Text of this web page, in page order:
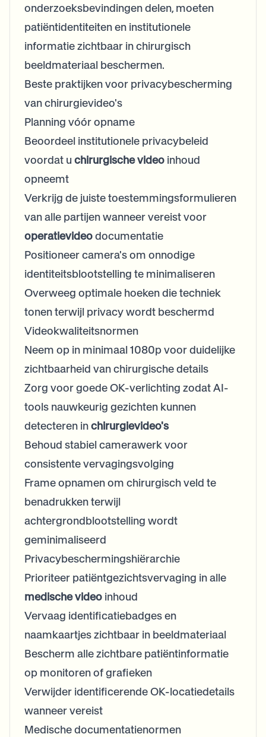
onderzoeksbevindingen delen, moeten
patiëntidentiteiten en institutionele
informatie zichtbaar in chirurgisch
beeldmateriaal beschermen.
Beste praktijken voor privacybescherming
van chirurgievideo's
Planning vóór opname
Beoordeel institutionele privacybeleid
voordat u chirurgische video inhoud
opneemt
Verkrijg de juiste toestemmingsformulieren
van alle partijen wanneer vereist voor
operatievideodocumentatie
Positioneer camera's om onnodige
identiteitsblootstelling te minimaliseren
Overweeg optimale hoeken die techniek
tonen terwijl privacy wordt beschermd
Videokwaliteitsnormen
Neem op in minimaal 1080p voor duidelijke
zichtbaarheid van chirurgische details
Zorg voor goede OK-verlichting zodat AI-
tools nauwkeurig gezichten kunnen
detecteren inchirurgievideo's
Behoud stabiel camerawerk voor
consistente vervagingsvolging
Frame opnamen om chirurgisch veld te
benadrukken terwijl
achtergrondblootstelling wordt
geminimaliseerd
Privacybeschermingshiërarchie
Prioriteer patiëntgezichtsvervaging in alle
medische video inhoud
Vervaag identificatiebadges en
naamkaartjes zichtbaar in beeldmateriaal
Bescherm alle zichtbare patiëntinformatie
op monitoren of grafieken
Verwijder identificerende OK-locatiedetails
wanneer vereist
Medische documentatienormen